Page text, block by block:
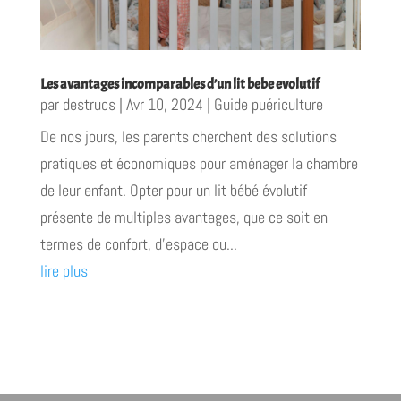
Les avantages incomparables d’un lit bebe evolutif
par destrucs| Avr 10, 2024 | Guide puériculture
De nos jours, les parents cherchent des solutions
pratiques et économiques pour aménager la chambre
de leur enfant. Opter pour un lit bébé évolutif
présente de multiples avantages, que ce soit en
termes de confort, d'espace ou...
lire plus